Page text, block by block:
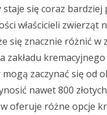
się coraz bardziej
właścicieli
się znacznie różnić
zakładu
zaczynać się od
nawet 800
oferuje różne opcje